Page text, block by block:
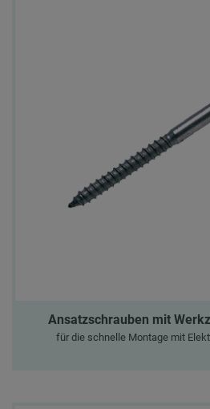
Ansatzschrauben mit
für die schnelle Montage mit